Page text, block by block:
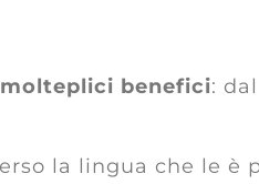
benefici:
la lingua che le è